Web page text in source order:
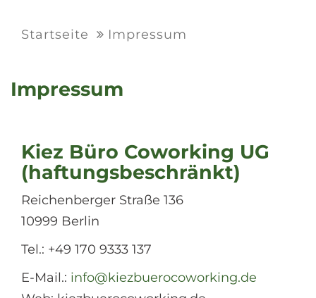
Startseite Impressum
Impressum
Kiez Büro Coworking UG
(haftungsbeschränkt)
Reichenberger Straße 136
10999 Berlin
Tel.: +49 170 9333 137
E-Mail.: info@kiezbuerocoworking.de